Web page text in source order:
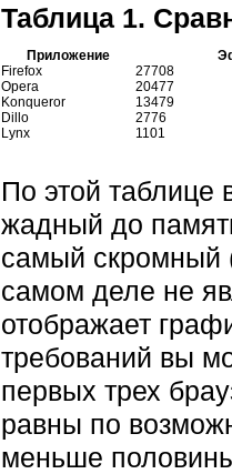
Таблица 1.
Приложение
Firefox
27708
Opera
20477
Konqueror
13479
Dillo
2776
Lynx
1101
По этой таблице
жадный до
самый скромный
самом деле не
отображает
требований вы
первых трех
равны по
меньше